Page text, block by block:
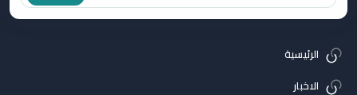
الرئيسية
الاخبار